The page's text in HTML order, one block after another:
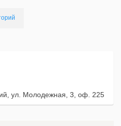
ул. Молодежная, 3, оф. 225